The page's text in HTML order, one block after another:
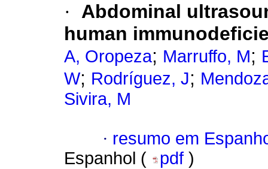
·
Abdominal
human
A, Oropeza; Marruffo, M;
W; Rodríguez, J;
Sivira, M
· resumo em
Espanhol (
pdf )